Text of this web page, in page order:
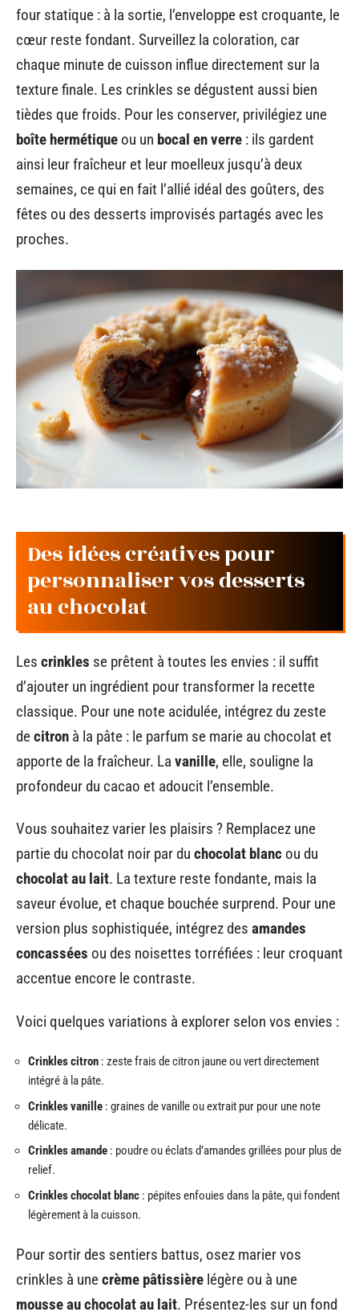
four statique : à la sortie, l’enveloppe est croquante, le
cœur reste fondant. Surveillez la coloration, car
chaque minute de cuisson influe directement sur la
texture finale. Les crinkles se dégustent aussi bien
tièdes que froids. Pour les conserver, privilégiez une
boîte hermétique ou un bocal en verre : ils gardent
ainsi leur fraîcheur et leur moelleux jusqu’à deux
semaines, ce qui en fait l’allié idéal des goûters, des
fêtes ou des desserts improvisés partagés avec les
proches.
Des idées créatives pour
personnaliser vos desserts
au chocolat
Les crinkles se prêtent à toutes les envies : il suffit
d’ajouter un ingrédient pour transformer la recette
classique. Pour une note acidulée, intégrez du zeste
decitron à la pâte : le parfum se marie au chocolat et
apporte de la fraîcheur. La vanille, elle, souligne la
profondeur du cacao et adoucit l’ensemble.
Vous souhaitez varier les plaisirs ? Remplacez une
partie du chocolat noir par du chocolat blanc ou du
chocolat au lait. La texture reste fondante, mais la
saveur évolue, et chaque bouchée surprend. Pour une
version plus sophistiquée, intégrez des amandes
concassées ou des noisettes torréfiées : leur croquant
accentue encore le contraste.
Voici quelques variations à explorer selon vos envies :
Crinkles citron : zeste frais de citron jaune ou vert directement
intégré à la pâte.
Crinkles vanille : graines de vanille ou extrait pur pour une note
délicate.
Crinkles amande : poudre ou éclats d’amandes grillées pour plus de
relief.
Crinkles chocolat blanc : pépites enfouies dans la pâte, qui fondent
légèrement à la cuisson.
Pour sortir des sentiers battus, osez marier vos
crinkles à unecrème pâtissière légère ou à une
mousse au chocolat au lait. Présentez-les sur un fond